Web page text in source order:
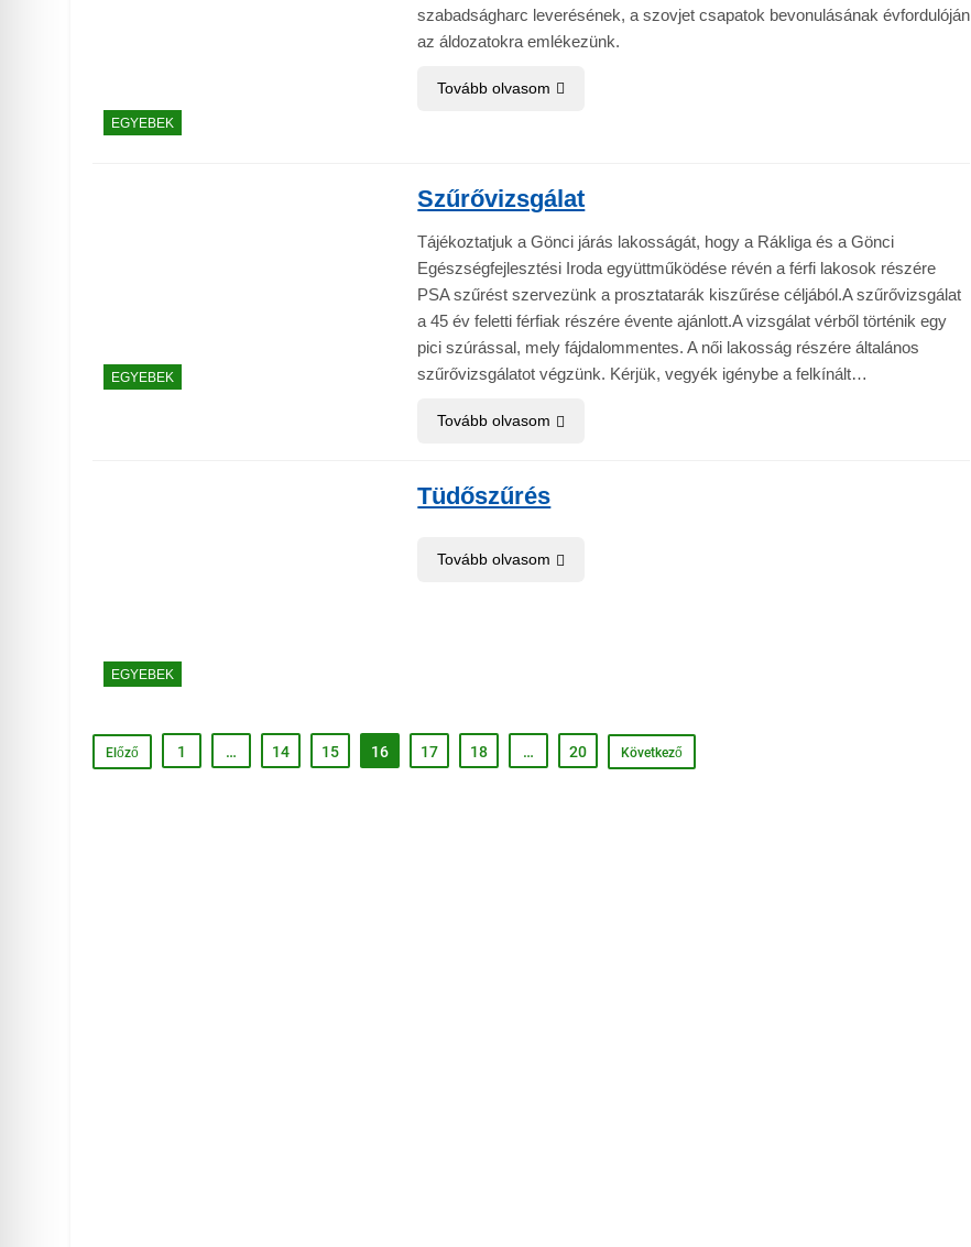
EGYEBEK
szabadságharc leverésének, a szovjet csapatok bevonulásának évfordulóján
az áldozatokra emlékezünk.
Tovább olvasom
EGYEBEK
Szűrővizsgálat
Tájékoztatjuk a Gönci járás lakosságát, hogy a Rákliga és a Gönci
Egészségfejlesztési Iroda együttműködése révén a férfi lakosok részére
PSA szűrést szervezünk a prosztatarák kiszűrése céljából.A szűrővizsgálat
a 45 év feletti férfiak részére évente ajánlott.A vizsgálat vérből történik egy
pici szúrással, mely fájdalommentes. A női lakosság részére általános
szűrővizsgálatot végzünk. Kérjük, vegyék igénybe a felkínált…
Tovább olvasom
EGYEBEK
Tüdőszűrés
Tovább olvasom
Előző 1 … 14 15 16 17 18 … 20 Következő